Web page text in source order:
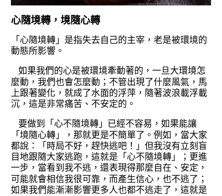
心隨境轉，境隨心轉
「心隨境轉」是指失去自己的主宰， 老是被環境的
動態所影響。
如果我們的心是被環境牽動著的，一旦大環境怎
麼動，我們也會怎麼動；不管出現了什麼風氣，馬
上跟著變化，就成了 水面的浮萍，隨著波浪載浮載
沉，這是非常痛苦、不安定的。
要做到「心不隨境轉」已經不容易，如果能讓
「境隨心轉」，那就更是不簡單 了。例如，當大家
都說：「時局不好，趕快逃吧！」但我沒有立刻盲
目地跟隨大家逃跑，這就是「心不隨境轉」；更進
一步 ，當看到我不逃，還表現得那麼自在、安定，
可能就會相信我很可靠，而產生信心 ，也不逃了；
如果我們能漸漸影響更多人也都不逃走了，這就是